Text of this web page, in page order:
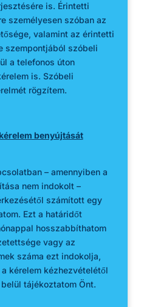
is. Érintetti
személyesen szóban az
valamint az érintetti
szempontjából szóbeli
a telefonos úton
is. Szóbeli
rögzítem.
benyújtását
– amennyiben a
nem indokolt –
számított egy
Ezt a határidőt
hosszabbíthatom
vagy az
száma ezt indokolja,
kérelem kézhezvételétől
tájékoztatom Önt.